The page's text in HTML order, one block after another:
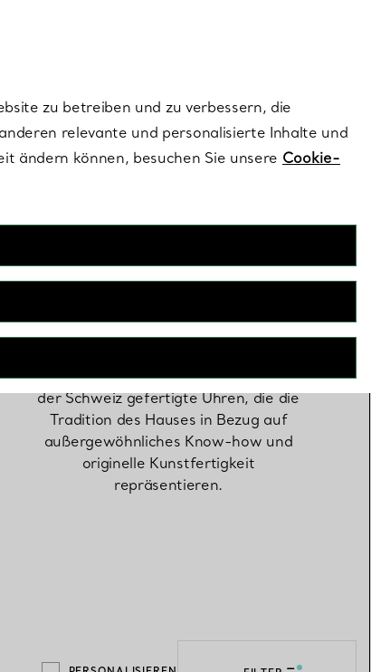
Tipps zur Auswahl eines
Tiffany Uhren
Entdecken Sie außergewöhnliche, in
der Schweiz gefertigte Uhren, die die
Tradition des Hauses in Bezug auf
außergewöhnliches Know-how und
originelle Kunstfertigkeit
repräsentieren.
zu betreiben und zu verbessern, die
relevante und personalisierte Inhalte und
ändern können, besuchen Sie unsere Cookie-